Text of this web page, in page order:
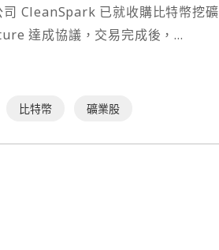
司 CleanSpark 已就收購比特幣挖礦
達成協議，交易完成後，
年內在美國田納西州增加超過 400
比特幣 礦業股